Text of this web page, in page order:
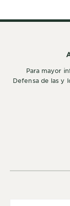
Para mayor
Defensa de las y